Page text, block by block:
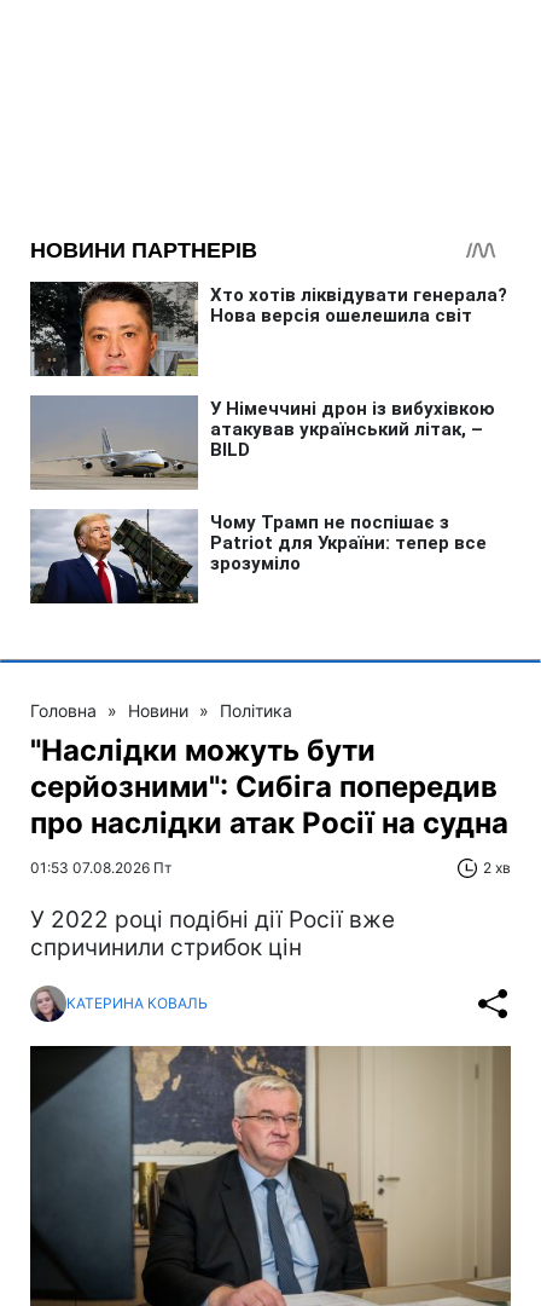
Головна » Новини » Політика
"Наслідки можуть бути
серйозними": Сибіга попередив
про наслідки атак Росії на судна
01:53 07.08.2026 Пт 2 хв
У 2022 році подібні дії Росії вже
спричинили стрибок цін
КАТЕРИНА КОВАЛЬ